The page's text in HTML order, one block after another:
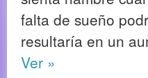
falta de sueño
resultaría en un
Ver »